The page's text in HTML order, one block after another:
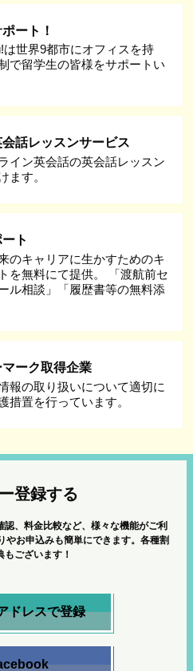
ート！
は世界9都市にオフィスを持
で留学生の皆様をサポートい
話レッスンサービス
イン英会話の英会話レッスン
ます。
ト
のキャリアに生かすためのキ
を無料にて提供。 「渡航前セ
ル相談」「履歴書等の無料添
ーク取得企業
報の取り扱いについて適切に
措置を行っています。
登録する
、料金比較など、様々な機能がご利
やお申込みも簡単にできます。各種割
もございます！
ドレスで登録